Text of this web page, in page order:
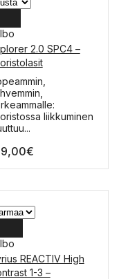
2.0 SPC4 –
liikkuminen
€
REACTIV High
1-3 –